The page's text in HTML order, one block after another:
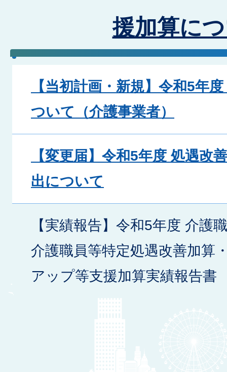
援加算に
【当初計画・新規】令和5年
ついて（介護事業者）
【変更届】令和5年度 処遇改
出について
【実績報告】令和5年度 介護
介護職員等特定処遇改善加算
アップ等支援加算実績報告書